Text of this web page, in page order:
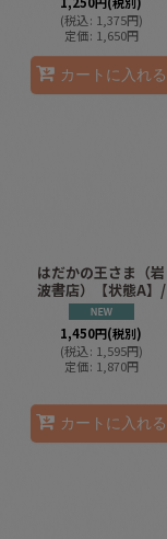
(税込: 1,375円)
定価: 1,650円
カートに入れる
はだかの王さま（岩
波書店）【状態A】/
1,450円(税別)
(税込: 1,595円)
定価: 1,870円
カートに入れる